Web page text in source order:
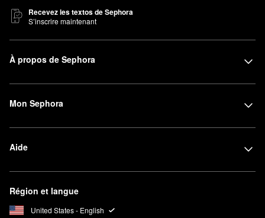
Recevez les textos de Sephora
S’inscrire maintenant
À propos de Sephora
Mon Sephora
Aide
Région et langue
United States - English